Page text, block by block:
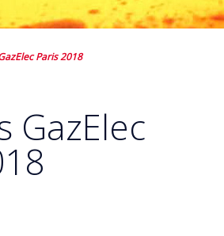
Paris 2018
GazElec